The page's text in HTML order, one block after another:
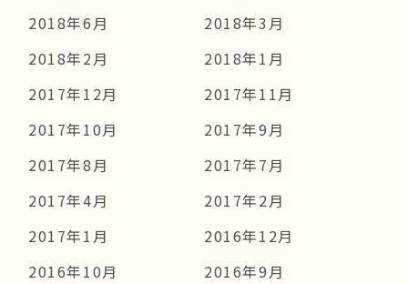
2018年6月
2018年3月
2018年2月
2018年1月
2017年12月
2017年11月
2017年10月
2017年9月
2017年8月
2017年7月
2017年4月
2017年2月
2017年1月
2016年12月
2016年10月
2016年9月